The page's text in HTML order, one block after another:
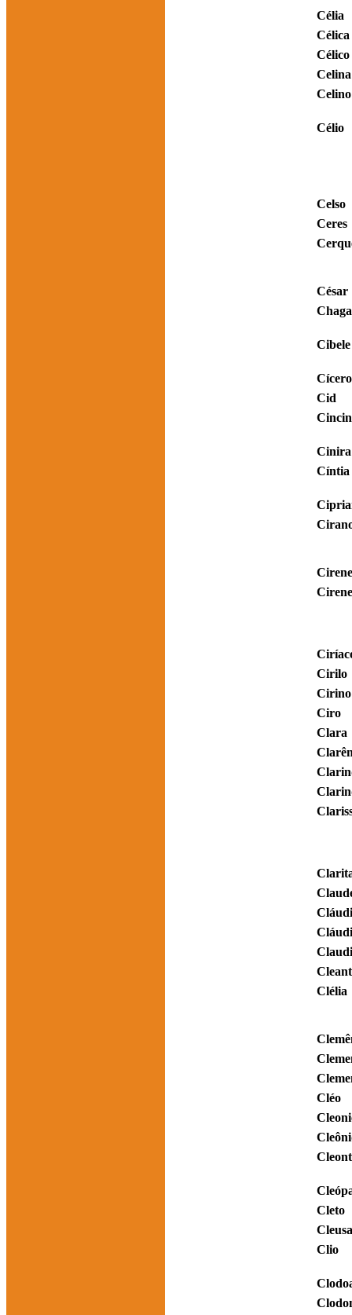
Célia
Célica
Célico
Celina
Celino
Célio
Celso
Ceres
César
Cibele
Cícero
Cid
Cinira
Cíntia
Cirene
Cirilo
Cirino
Ciro
Clara
Clélia
Cléo
Cleto
Cleusa
Clio